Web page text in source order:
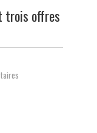
trois offres